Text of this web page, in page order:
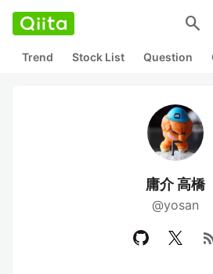
search
Trend Stock List Question
庸介 高橋
@yosan